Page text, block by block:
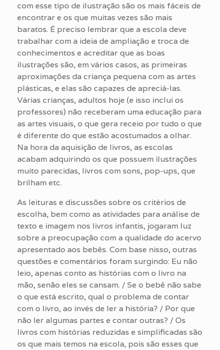
com esse tipo de ilustração são os mais fáceis de
encontrar e os que muitas vezes são mais
baratos. É preciso lembrar que a escola deve
trabalhar com a ideia de ampliação e troca de
conhecimentos e acreditar que as boas
ilustrações são, em vários casos, as primeiras
aproximações da criança pequena com as artes
plásticas, e elas são capazes de apreciá-las.
Várias crianças, adultos hoje (e isso inclui os
professores) não receberam uma educação para
as artes visuais, o que gera receio por tudo o que
é diferente do que estão acostumados a olhar.
Na hora da aquisição de livros, as escolas
acabam adquirindo os que possuem ilustrações
muito parecidas, livros com sons, pop-ups, que
brilham etc.
As leituras e discussões sobre os critérios de
escolha, bem como as atividades para análise de
texto e imagem nos livros infantis, jogaram luz
sobre a preocupação com a qualidade do acervo
apresentado aos bebês. Com base nisso, outras
questões e comentários foram surgindo: Eu não
leio, apenas conto as histórias com o livro na
mão, senão eles se cansam. / Se o bebê não sabe
o que está escrito, qual o problema de contar
com o livro, ao invés de ler a história? / Por que
não ler algumas partes e contar outras? / Os
livros com histórias reduzidas e simplificadas são
os que mais temos na escola, pois são esses que